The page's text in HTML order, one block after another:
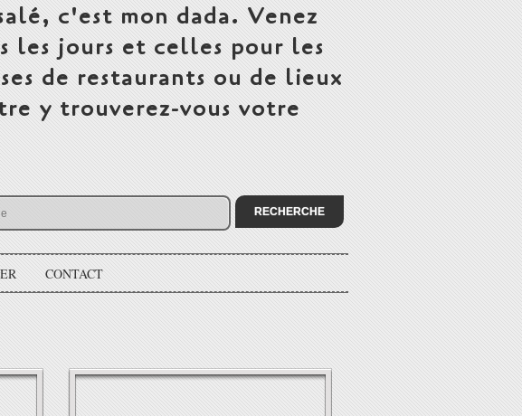
c'est mon dada. Venez
les jours et celles pour les
de restaurants ou de lieux
y trouverez-vous votre
CONTACT